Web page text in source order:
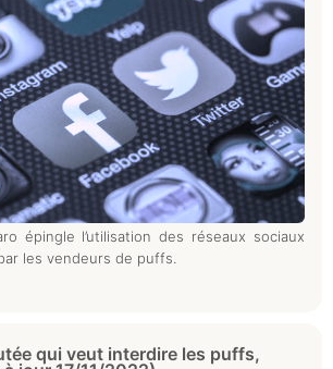
épingle l’utilisation des réseaux sociaux
les vendeurs de puffs.
qui veut interdire les puffs,